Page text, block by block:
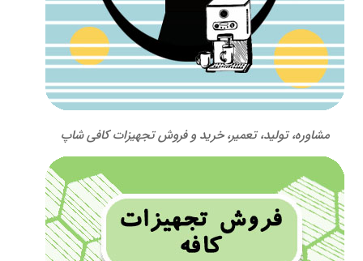
مشاوره، تولید، تعمیر، خرید و فروش تجهیزات کافی شاپ